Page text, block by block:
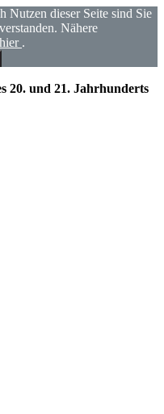
Nutzen dieser Seite sind Sie
Nähere
hier .
20. und 21. Jahrhunderts